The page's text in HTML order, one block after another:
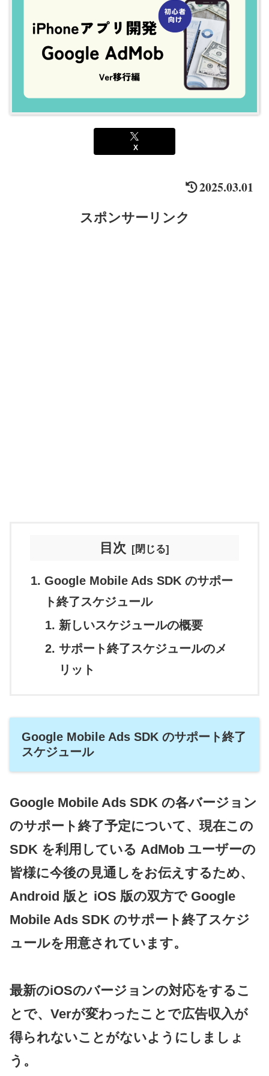
X
2025.03.01
スポンサーリンク
目次
Google Mobile Ads SDK のサポー
ト終了スケジュール
新しいスケジュールの概要
サポート終了スケジュールのメ
リット
Google Mobile Ads SDK のサポート終了
スケジュール
Google Mobile Ads SDK の各バージョン
のサポート終了予定について、現在この
SDK を利用している AdMob ユーザーの
皆様に今後の見通しをお伝えするため、
Android 版と iOS 版の双方で Google
Mobile Ads SDK のサポート終了スケジ
ュールを用意されています。
最新のiOSのバージョンの対応をするこ
とで、Verが変わったことで広告収入が
得られないことがないようにしましょ
う。